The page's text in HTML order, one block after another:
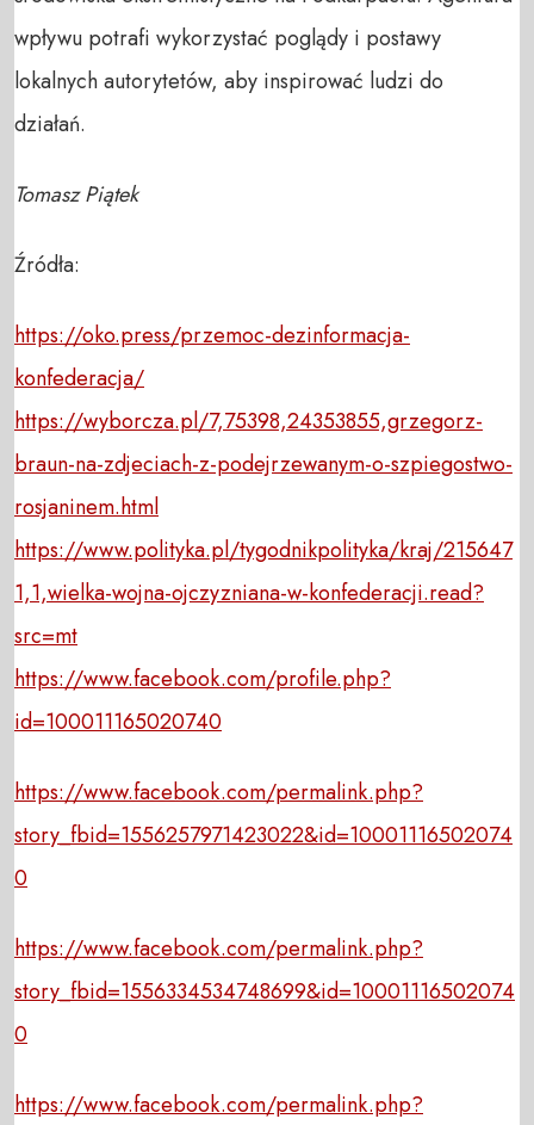
wpływu potrafi wykorzystać poglądy i postawy
lokalnych autorytetów, aby inspirować ludzi do
działań.
Tomasz Piątek
Źródła:
https://oko.press/przemoc-dezinformacja-
konfederacja/
https://wyborcza.pl/7,75398,24353855,grzegorz-
braun-na-zdjeciach-z-podejrzewanym-o-szpiegostwo-
rosjaninem.html
https://www.polityka.pl/tygodnikpolityka/kraj/215647
1,1,wielka-wojna-ojczyzniana-w-konfederacji.read?
src=mt
https://www.facebook.com/profile.php?
id=100011165020740
https://www.facebook.com/permalink.php?
story_fbid=1556257971423022&id=10001116502074
0
https://www.facebook.com/permalink.php?
story_fbid=1556334534748699&id=10001116502074
0
https://www.facebook.com/permalink.php?